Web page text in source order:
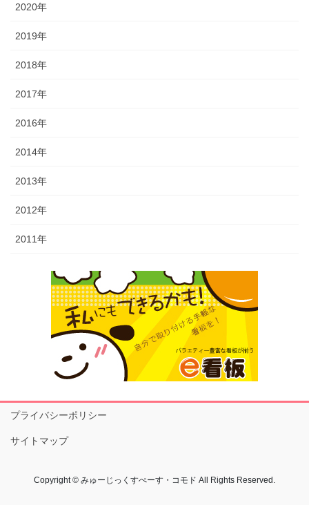
2020年
2019年
2018年
2017年
2016年
2014年
2013年
2012年
2011年
プライバシーポリシー
サイトマップ
Copyright © みゅーじっくすぺーす・コモド All Rights Reserved.